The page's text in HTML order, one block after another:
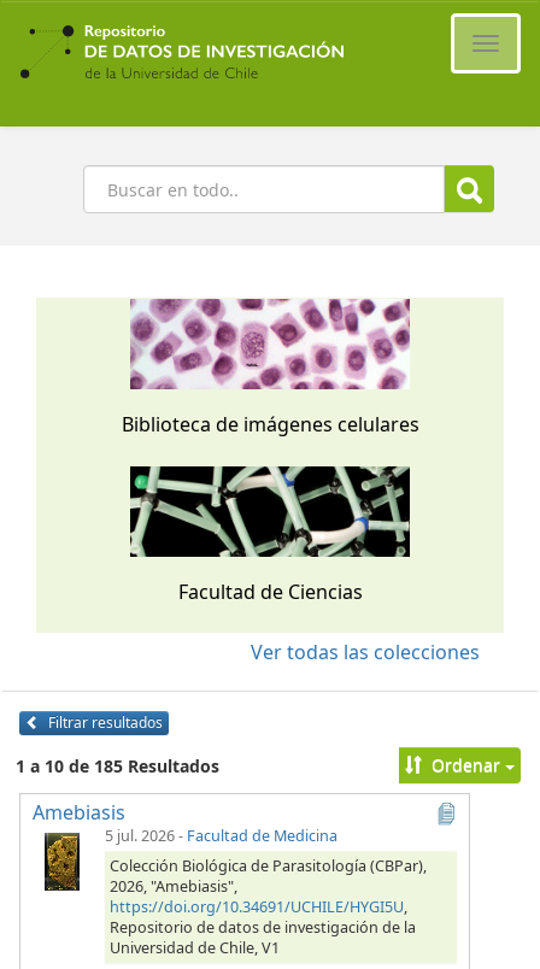
Ir
contenido
principal
Buscar
Biblioteca de imágenes celulares
Facultad de Ciencias
Ver todas las colecciones
Filtrar resultados
1 a 10 de 185 Resultados Ordenar
Amebiasis
5 jul. 2026- Facultad de Medicina
Colección Biológica de Parasitología (CBPar),
2026, "Amebiasis",
https://doi.org/10.34691/UCHILE/HYGI5U,
Repositorio de datos de investigación de la
Universidad de Chile, V1